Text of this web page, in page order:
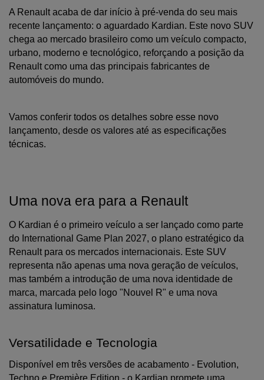
A Renault acaba de dar início à pré-venda do seu mais
recente lançamento: o aguardado Kardian. Este novo SUV
chega ao mercado brasileiro como um veículo compacto,
urbano, moderno e tecnológico, reforçando a posição da
Renault como uma das principais fabricantes de
automóveis do mundo.
Vamos conferir todos os detalhes sobre esse novo
lançamento, desde os valores até as especificações
técnicas.
Uma nova era para a Renault
O Kardian é o primeiro veículo a ser lançado como parte
do International Game Plan 2027, o plano estratégico da
Renault para os mercados internacionais. Este SUV
representa não apenas uma nova geração de veículos,
mas também a introdução de uma nova identidade de
marca, marcada pelo logo "Nouvel R" e uma nova
assinatura luminosa.
Versatilidade e Tecnologia
Disponível em três versões de acabamento - Evolution,
Techno e Première Edition - o Kardian promete uma